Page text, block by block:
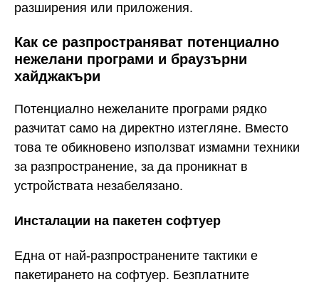
разширения или приложения.
Как се разпространяват потенциално
нежелани програми и браузърни
хайджакъри
Потенциално нежеланите програми рядко
разчитат само на директно изтегляне. Вместо
това те обикновено използват измамни техники
за разпространение, за да проникнат в
устройствата незабелязано.
Инсталации на пакетен софтуер
Една от най-разпространените тактики е
пакетирането на софтуер. Безплатните